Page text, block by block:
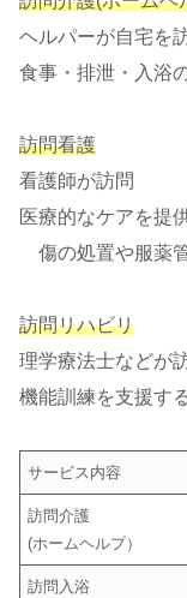
ヘルパーが自宅を
食事・排泄・入浴
訪問看護
看護師が訪問
医療的なケアを提
傷の処置や服薬
訪問リハビリ
理学療法士などが
機能訓練を支援す
サービス内容
訪問介護
(ホームヘルプ）
訪問入浴